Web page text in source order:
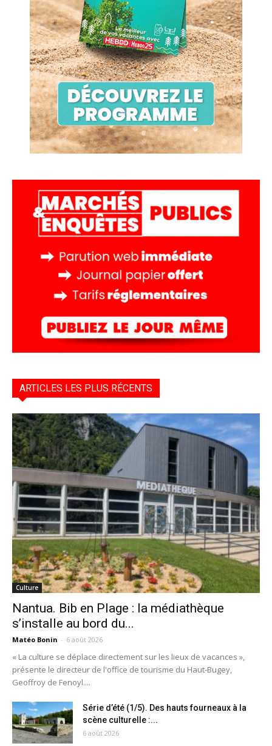
ARTICLES LES PLUS RÉCENTS
Culture
Nantua. Bib en Plage : la médiathèque
s’installe au bord du...
Matéo Bonin - 6 août 2026
« La culture se déplace directement sur les lieux de vacances »,
présente le directeur de l'office de tourisme du Haut-Bugey,
Geoffroy de Fenoyl....
Série d’été (1/5). Des hauts fourneaux à la
scène culturelle :...
6 août 2026